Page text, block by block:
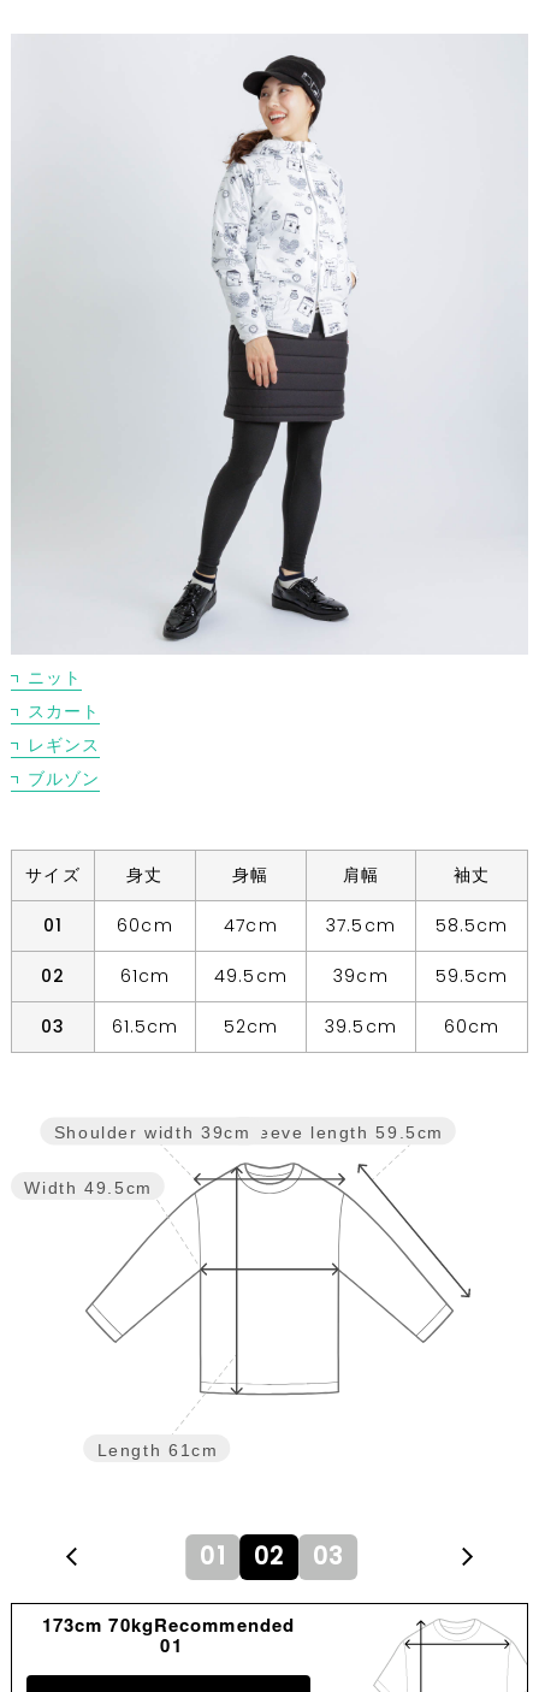
ニット
スカート
レギンス
ブルゾン
サイズ 身丈 身幅 肩幅 袖丈
01 60cm 47cm 37.5cm 58.5cm
02 61cm 49.5cm 39cm 59.5cm
03 61.5cm 52cm 39.5cm 60cm
Sleeve length 59.5cm
Length 61cm
Width 49.5cm
Shoulder width 39cm
01 02 03
173cm 70kgRecommended
01